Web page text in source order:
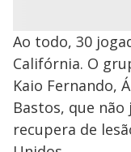
Ao todo, 30
Califórnia. O
Kaio Fernando,
Bastos, que
recupera de